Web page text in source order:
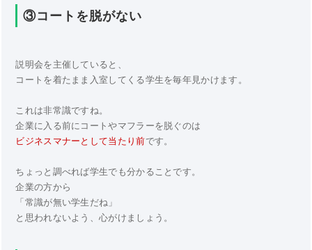
③コートを脱がない
説明会を主催していると、
コートを着たまま入室してくる学生を毎年見かけます。
これは非常識ですね。
企業に入る前にコートやマフラーを脱ぐのは
ビジネスマナーとして当たり前です。
ちょっと調べれば学生でも分かることです。
企業の方から
「常識が無い学生だね」
と思われないよう、心がけましょう。